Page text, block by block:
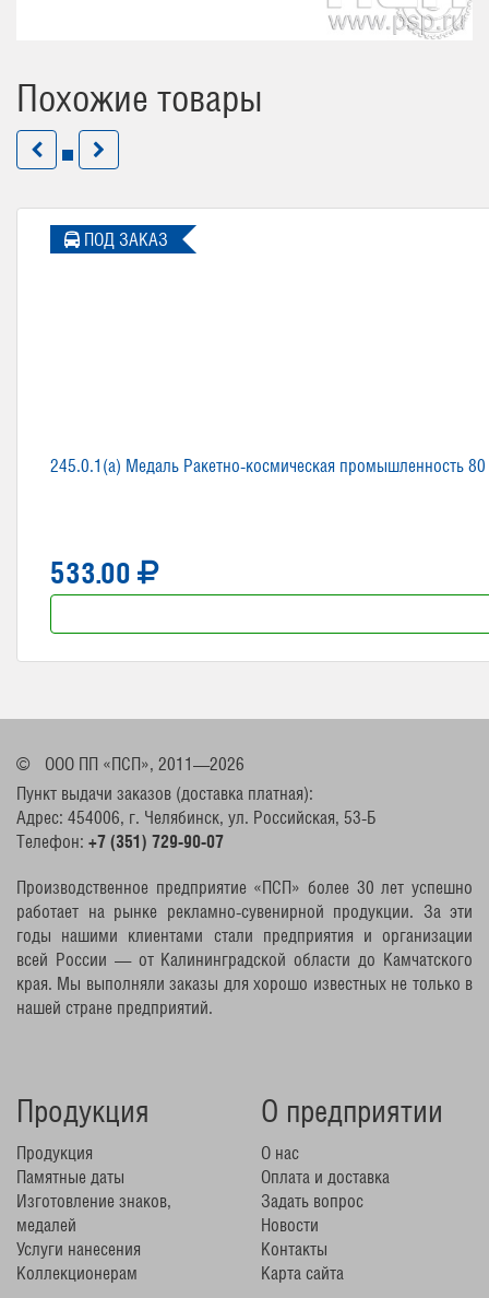
Похожие товары
245.0.1(a) Медаль Ракетно-космическая промышленность 80
533.00
ПОД ЗАКАЗ
©
ООО ПП «ПСП», 2011—2026
Пункт выдачи заказов (доставка платная):
Адрес: 454006, г. Челябинск, ул. Российская, 53-Б
Телефон: +7 (351) 729-90-07
Производственное предприятие «ПСП» более 30 лет успешно
работает на рынке рекламно-сувенирной продукции. За эти
годы нашими клиентами стали предприятия и организации
всей России — от Калининградской области до Камчатского
края. Мы выполняли заказы для хорошо известных не только в
нашей стране предприятий.
Продукция
Продукция
Памятные даты
Изготовление знаков,
медалей
Услуги нанесения
Коллекционерам
О предприятии
О нас
Оплата и доставка
Задать вопрос
Новости
Контакты
Карта сайта